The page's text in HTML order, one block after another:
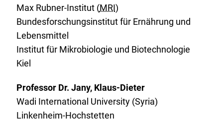
Max Rubner-Institut (MRI)
Bundesforschungsinstitut für Ernährung und
Lebensmittel
Institut für Mikrobiologie und Biotechnologie
Kiel
Professor Dr. Jany, Klaus-Dieter
Wadi International University(Syria)
Linkenheim-Hochstetten